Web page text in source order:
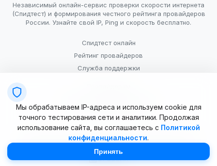
Независимый онлайн-сервис проверки скорости интернета
(Спидтест) и формирования честного рейтинга провайдеров
России. Узнайте свой IP, Ping и скорость бесплатно.
Спидтест онлайн
Рейтинг провайдеров
Служба поддержки
Условия использования
© 2025–2026 OpenSpeedTest (ИП Долматова В.В.). Все права
Мы обрабатываем IP-адреса и используем cookie для
точного тестирования сети и аналитики. Продолжая
использование сайта, вы соглашаетесь с Политикой
конфиденциальности.
Принять